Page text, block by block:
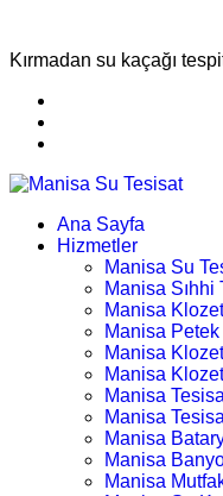
Kırmadan su kaçağı
Ana Sayfa
Hizmetler
Manisa Su
Manisa Sıhhi
Manisa
Manisa
Manisa
Manisa
Manisa
Manisa
Manisa
Manisa
Manisa